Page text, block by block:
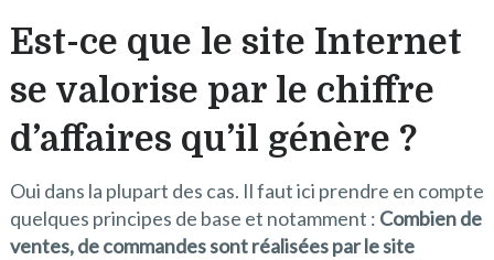
Est-ce que le site Internet
se valorise par le chiffre
d’affaires qu’il génère ?
Oui dans la plupart des cas. Il faut ici prendre en compte
quelques principes de base et notamment : Combien de
ventes, de commandes sont réalisées par le site